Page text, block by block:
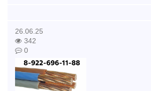
26.06.25
342
0